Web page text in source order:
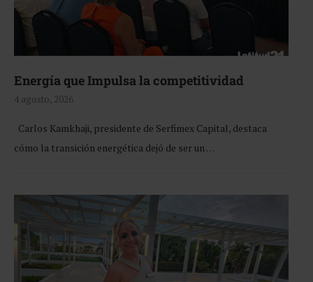
Energía que Impulsa la competitividad
4 agosto, 2026
Carlos Kamkhaji, presidente de Serfimex Capital, destaca
cómo la transición energética dejó de ser un …